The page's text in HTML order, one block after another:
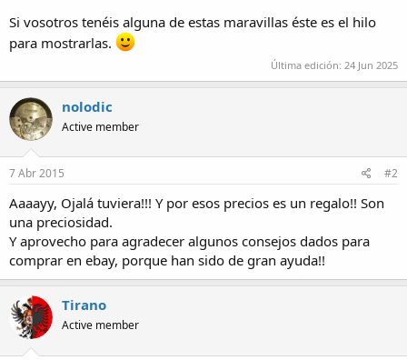
Si vosotros tenéis alguna de estas maravillas éste es el hilo
para mostrarlas.
Última edición: 24 Jun 2025
nolodic
Active member
7 Abr 2015 #2
Aaaayy, Ojalá tuviera!!! Y por esos precios es un regalo!! Son
una preciosidad.
Y aprovecho para agradecer algunos consejos dados para
comprar en ebay, porque han sido de gran ayuda!!
Tirano
Active member